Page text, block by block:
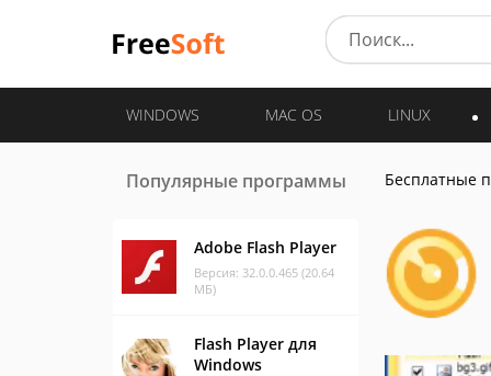
WINDOWS MAC OS LINUX
Популярные программы
Adobe Flash Player
Версия: 32.0.0.465 (20.64
МБ)
Flash Player для
Windows
Бесплатные